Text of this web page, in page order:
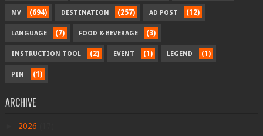
MV (694) DESTINATION (257) AD POST (12)
LANGUAGE (7) FOOD & BEVERAGE (3)
INSTRUCTION TOOL (2) EVENT (1) LEGEND (1)
PIN (1)
ARCHIVE
2026